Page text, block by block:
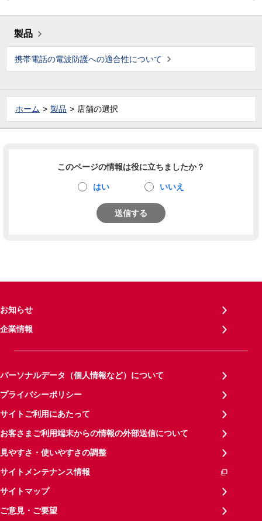
製品
携帯電話の電波防護への適合性について
ホーム 製品 店舗の選択
このページの情報は役に立ちましたか？
はい いいえ
送信する
お知らせ
企業情報
パーソナルデータ（個人情報など）について
プライバシーポリシー
サイトご利用にあたって
お客さまご利用端末からの情報の外部送信について
見やすさ・使いやすさの調整
サイトメンテナンス情報
サイトマップ
ご意見・ご要望